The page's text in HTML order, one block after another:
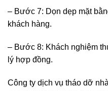
– Bước 7: Dọn dẹp mặt
khách hàng.
– Bước 8: Khách nghiệm
lý hợp đồng.
Công ty dịch vụ tháo dỡ